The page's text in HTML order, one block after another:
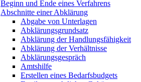
Beginn und Ende eines Verfahrens
Abschnitte einer Abklärung
Abgabe von Unterlagen
Abklärungsgrundsatz
Abklärung der Handlungsfähigkeit
Abklärung der Verhältnisse
Abklärungsgespräch
Amtshilfe
Erstellen eines Bedarfsbudgets